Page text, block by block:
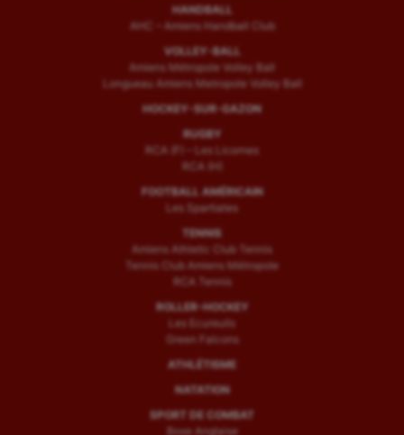
HANDBALL
AHC – Amiens Handball Club
VOLLEY-BALL
Amiens Métropole Volley Ball
Longueau Amiens Metropole Volley Ball
HOCKEY-SUR-GAZON
RUGBY
RCA (F) – Les Licornes
RCA (H)
FOOTBALL AMÉRICAIN
Les Spartiates
TENNIS
Amiens Athletic Club Tennis
Tennis Club Amiens Métropole
RCA Tennis
ROLLER-HOCKEY
Les Ecureuils
Green Falcons
ATHLÉTISME
NATATION
SPORT DE COMBAT
Boxe Anglaise